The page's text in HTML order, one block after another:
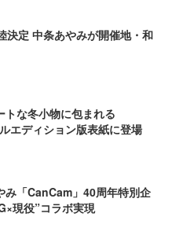
決定 中条あやみが開催地・和
トな冬小物に包まれる
エディション版表紙に登場
み「CanCam」40周年特別企
現役”コラボ実現